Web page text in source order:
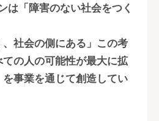
は「障害のない社会をつく
、社会の側にある」この考
の人の可能性が最大に拡
事業を通じて創造してい